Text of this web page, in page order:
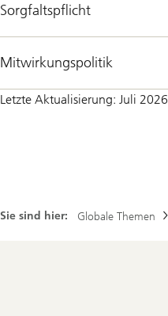
Sorgfaltspflicht
Mitwirkungspolitik
Letzte Aktualisierung: Juli 2026
Sie sind hier: Globale Themen